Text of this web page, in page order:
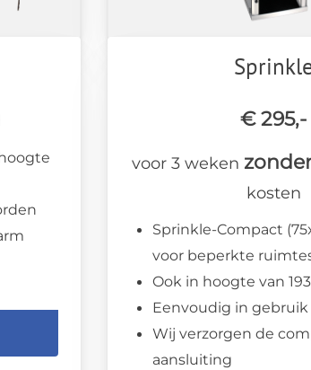
€ 295,-
voor 3 weken
kosten
Sprinkle-Compact
voor beperkte
Ook in hoogte van
Eenvoudig in gebruik
Wij verzorgen de
aansluiting